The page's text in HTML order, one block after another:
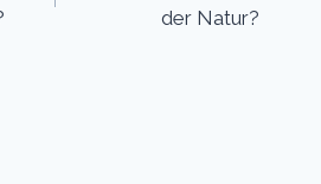
der Natur?